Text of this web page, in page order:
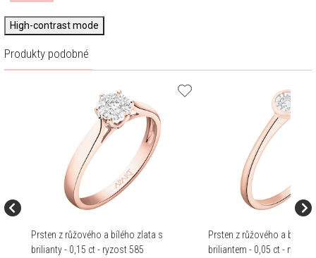
High-contrast mode
Produkty podobné
Prsten z růžového a bílého zlata s
brilianty - 0,15 ct - ryzost 585
Prsten z růžového a bílého
briliantem - 0,05 ct - ryzost